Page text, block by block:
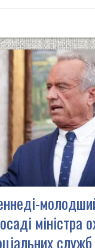
міністра